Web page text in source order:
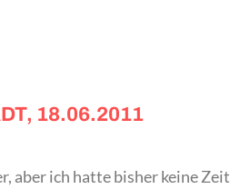
18.06.2011
aber ich hatte bisher keine Zeit